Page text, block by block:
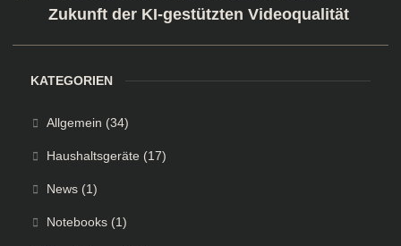
Zukunft der KI-gestützten Videoqualität
KATEGORIEN
Allgemein (34)
Haushaltsgeräte (17)
News(1)
Notebooks(1)